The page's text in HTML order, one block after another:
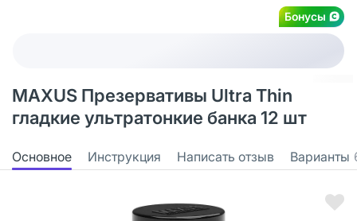
Бонусы
MAXUS Презервативы Ultra Thin
гладкие ультратонкие банка 12 шт
Основное Инструкция Написать отзыв Варианты